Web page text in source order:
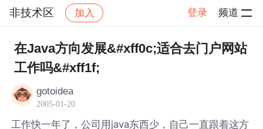
非技术区 加入 登录 频道
社区 非技术区 帖子详情
在Java方向发展&#xff0c;适合去门户网站
工作吗&#xff1f;
gotoidea
2005-01-20
工作快一年了，公司用java东西少，自己一直跟着这方